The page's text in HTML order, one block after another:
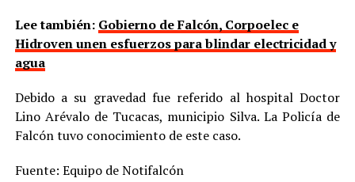
Lee también: Gobierno de Falcón, Corpoelec e
Hidroven unen esfuerzos para blindar electricidad y
agua
Debido a su gravedad fue referido al hospital Doctor
Lino Arévalo de Tucacas, municipio Silva. La Policía de
Falcón tuvo conocimiento de este caso.
Fuente: Equipo de Notifalcón